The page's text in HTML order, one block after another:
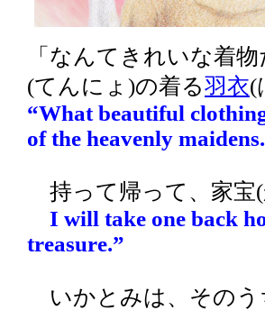
「なんてきれいな着
(てんにょ)の着る羽衣(
“What beautiful
of the heavenly maidens.
持って帰って、家宝
I will take one back
treasure.”
いかとみは、そのう